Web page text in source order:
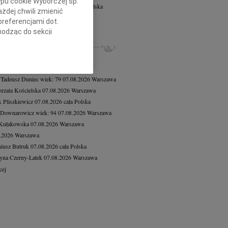
Sapiński wiek: 69 06.08.2026cała Polska
2026r. zakończył swoją...
Duniecwiek: 7907.08.2026Warszawa
Kościelska07.08.2026Warszawa
Pliszkiewicz07.08.2026cała Polska
wiek: 9407.08.2026Warszawa
07.08.2026Warszawa
Warszawa
Butruk 07.08.2026cała Polska
Czerny-Latek 07.08.2026Warszawa
chwili zmienić
dot.
do sekcji
przeglądarki.
identyfikacji.
pomiar reklam i